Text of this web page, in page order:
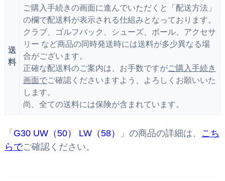
送
料
ご購入手続きの画面に進んでいただくと「配送方法」
の欄で配送料が表示される仕組みとなっております。
クラブ、ゴルフバック、シューズ、ボール、アクセサ
リー など商品の同時発送時には送料が多少異なる場
合がございます。
正確な配送料のご案内は、お手数ですがご購入手続き
画面でご確認くださいますよう、よろしくお願いいた
します。
尚、全ての送料には保険が含まれています。
「 G30 UW（50） LW（58） 」の商品の詳細は、
こち
らでご確認ください。